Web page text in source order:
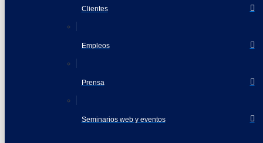
Clientes
Empleos
Prensa
Seminarios web y eventos